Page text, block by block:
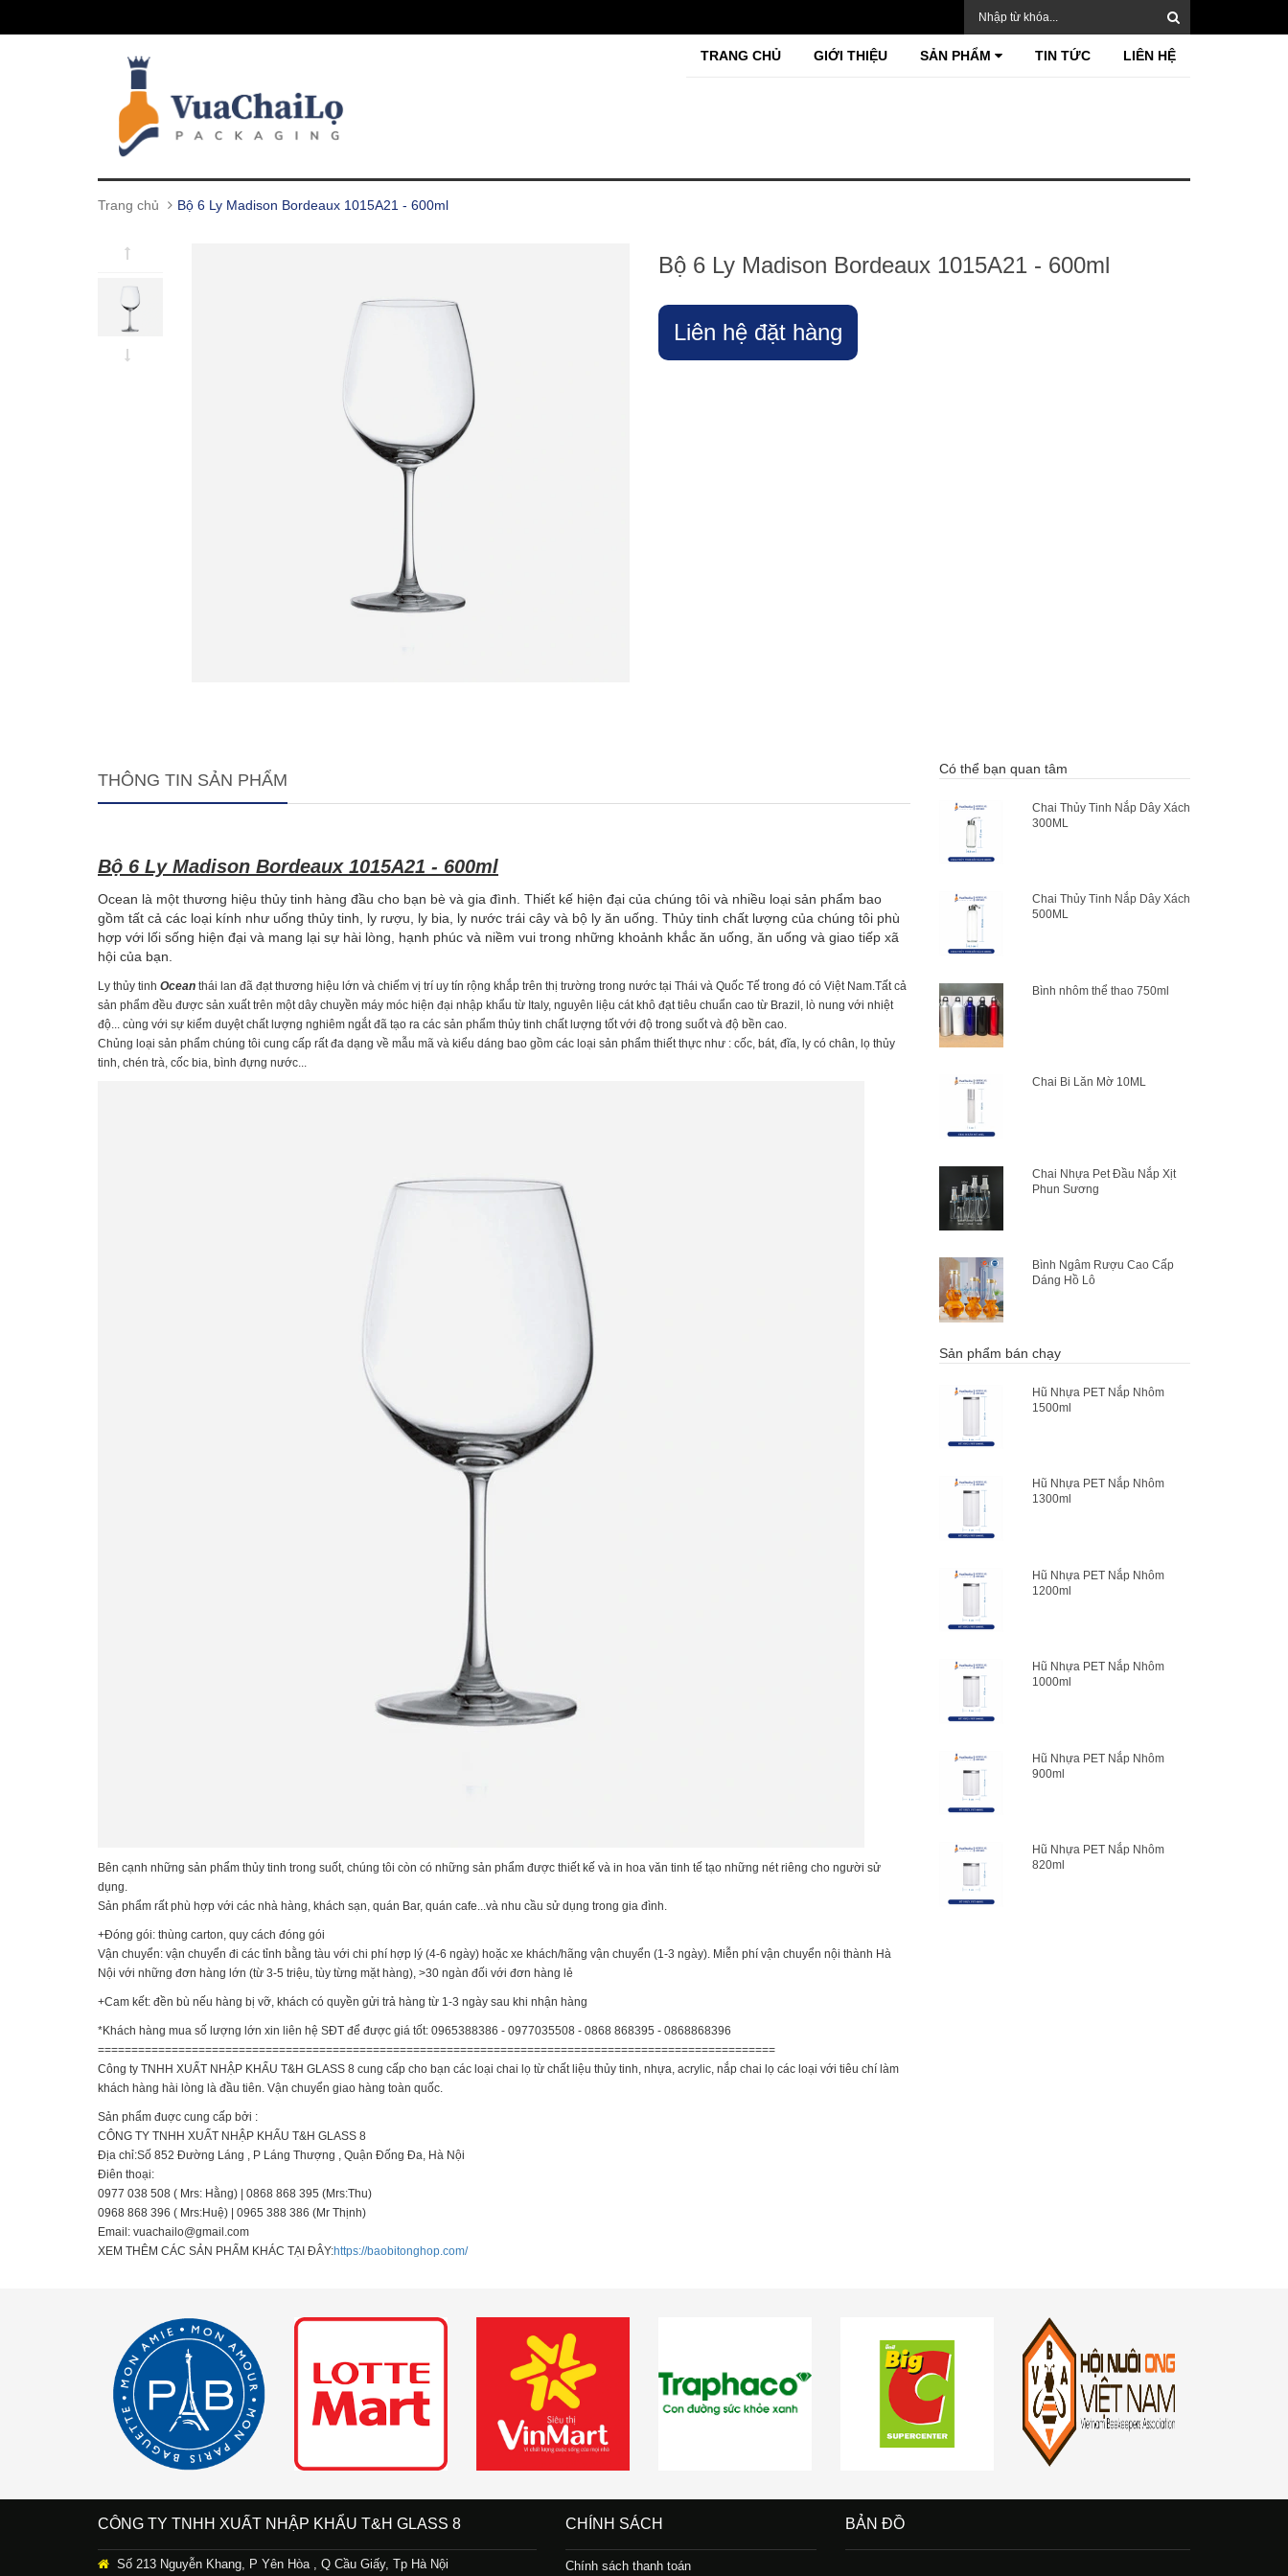
TRANG CHỦ GIỚI THIỆU SẢN PHẨM TIN TỨC LIÊN HỆ
Trang chủ Bộ 6 Ly Madison Bordeaux 1015A21 - 600ml
Bộ 6 Ly Madison Bordeaux 1015A21 - 600ml
Liên hệ đặt hàng
THÔNG TIN SẢN PHẨM
Bộ 6 Ly Madison Bordeaux 1015A21 - 600ml
Ocean là một thương hiệu thủy tinh hàng đầu cho bạn bè và gia đình. Thiết kế hiện đại của chúng tôi và nhiều loại sản phẩm bao
gồm tất cả các loại kính như uống thủy tinh, ly rượu, ly bia, ly nước trái cây và bộ ly ăn uống. Thủy tinh chất lượng của chúng tôi phù
hợp với lối sống hiện đại và mang lại sự hài lòng, hạnh phúc và niềm vui trong những khoảnh khắc ăn uống, ăn uống và giao tiếp xã
hội của bạn.
Ly thủy tinh Ocean thái lan đã đạt thương hiệu lớn và chiếm vị trí uy tín rộng khắp trên thị trường trong nước tại Thái và Quốc Tế trong đó có Việt Nam.Tất cả
sản phẩm đều được sản xuất trên một dây chuyền máy móc hiện đại nhập khẩu từ Italy, nguyên liệu cát khô đạt tiêu chuẩn cao từ Brazil, lò nung với nhiệt
độ... cùng với sự kiểm duyệt chất lượng nghiêm ngắt đã tạo ra các sản phẩm thủy tinh chất lượng tốt với độ trong suốt và độ bền cao.
Chủng loại sản phẩm chúng tôi cung cấp rất đa dạng về mẫu mã và kiểu dáng bao gồm các loại sản phẩm thiết thực như : cốc, bát, đĩa, ly có chân, lọ thủy
tinh, chén trà, cốc bia, bình đựng nước...
Bên cạnh những sản phẩm thủy tinh trong suốt, chúng tôi còn có những sản phẩm được thiết kế và in hoa văn tinh tế tạo những nét riêng cho người sử
dụng.
Sản phẩm rất phù hợp với các nhà hàng, khách sạn, quán Bar, quán cafe...và nhu cầu sử dụng trong gia đình.
+Đóng gói: thùng carton, quy cách đóng gói
Vận chuyển: vận chuyển đi các tỉnh bằng tàu với chi phí hợp lý (4-6 ngày) hoặc xe khách/hãng vận chuyển (1-3 ngày). Miễn phí vận chuyển nội thành Hà
Nội với những đơn hàng lớn (từ 3-5 triệu, tùy từng mặt hàng), >30 ngàn đối với đơn hàng lẻ
+Cam kết: đền bù nếu hàng bị vỡ, khách có quyền gửi trả hàng từ 1-3 ngày sau khi nhận hàng
*Khách hàng mua số lượng lớn xin liên hệ SĐT để được giá tốt: 0965388386 - 0977035508 - 0868 868395 - 0868868396
=====================================================================================================
Công ty TNHH XUẤT NHẬP KHẨU T&H GLASS 8 cung cấp cho bạn các loại chai lọ từ chất liệu thủy tinh, nhựa, acrylic, nắp chai lọ các loại với tiêu chí làm
khách hàng hài lòng là đầu tiên. Vận chuyển giao hàng toàn quốc.
Sản phẩm đuợc cung cấp bởi :
CÔNG TY TNHH XUẤT NHẬP KHẨU T&H GLASS 8
Địa chỉ:Số 852 Đường Láng , P Láng Thượng , Quận Đống Đa, Hà Nội
Điên thoại:
0977 038 508 ( Mrs: Hằng) | 0868 868 395 (Mrs:Thu)
0968 868 396 ( Mrs:Huệ) | 0965 388 386 (Mr Thịnh)
Email: vuachailo@gmail.com
XEM THÊM CÁC SẢN PHẨM KHÁC TẠI ĐÂY:https://baobitonghop.com/
Có thể bạn quan tâm
Chai Thủy Tinh Nắp Dây Xách
300ML
Chai Thủy Tinh Nắp Dây Xách
500ML
Bình nhôm thể thao 750ml
Chai Bi Lăn Mờ 10ML
Chai Nhựa Pet Đầu Nắp Xịt
Phun Sương
Bình Ngâm Rượu Cao Cấp
Dáng Hồ Lô
Sản phẩm bán chạy
Hũ Nhựa PET Nắp Nhôm
1500ml
Hũ Nhựa PET Nắp Nhôm
1300ml
Hũ Nhựa PET Nắp Nhôm
1200ml
Hũ Nhựa PET Nắp Nhôm
1000ml
Hũ Nhựa PET Nắp Nhôm
900ml
Hũ Nhựa PET Nắp Nhôm
820ml
CÔNG TY TNHH XUẤT NHẬP KHẨU T&H GLASS 8
Số 213 Nguyễn Khang, P Yên Hòa , Q Cầu Giấy, Tp Hà Nội
CHÍNH SÁCH
Chính sách thanh toán
BẢN ĐỒ